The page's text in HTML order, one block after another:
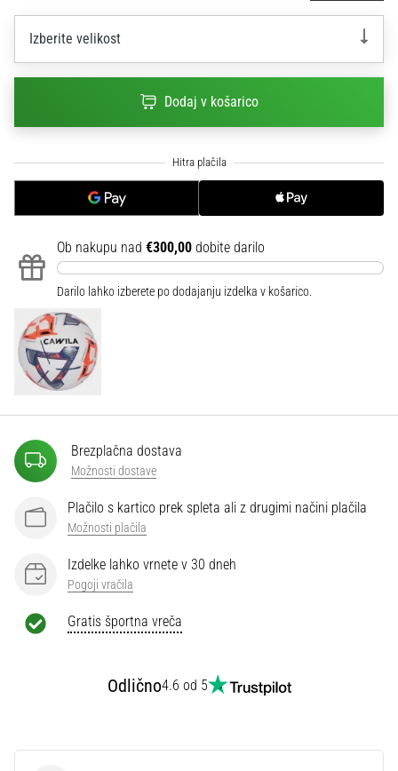
2025
z
uradnimi
znamk
Nike,
in
Bodi
del
tekme,
gola
in…
Prikaži
vse
članke
Izberite velikost
Dodaj v košarico
Ob nakupu nad €300,00 dobite darilo
Darilo lahko izberete po dodajanju izdelka v košarico.
Brezplačna dostava
Možnosti dostave
Plačilo s kartico prek spleta ali z drugimi načini plačila
Možnosti plačila
Izdelke lahko vrnete v 30 dneh
Pogoji vračila
Gratis športna vreča
Odlično4.6 od 5